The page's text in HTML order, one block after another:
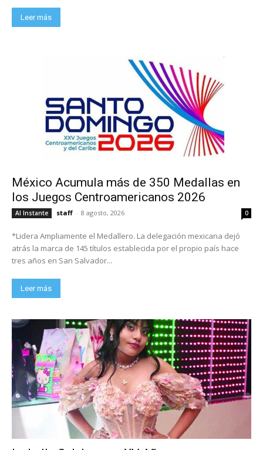
Leer más
México Acumula más de 350 Medallas en
los Juegos Centroamericanos 2026
Al Instante staff - 8 agosto, 2026 0
*Lidera Ampliamente el Medallero. La delegación mexicana dejó
atrás la marca de 145 títulos establecida por el propio país hace
tres años en San Salvador...
Leer más